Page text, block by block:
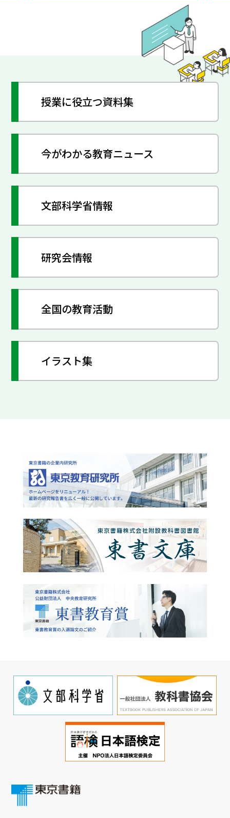
授業に役立つ資料集
今がわかる教育ニュース
文部科学省情報
研究会情報
全国の教育活動
イラスト集